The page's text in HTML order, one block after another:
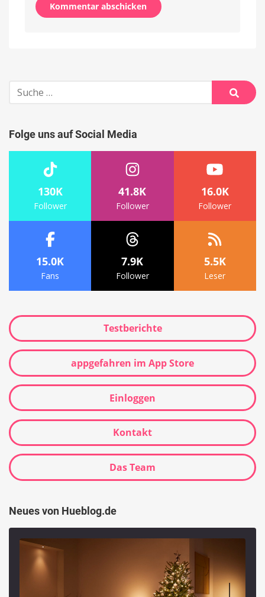
Suche
nach:
Suche
Folge uns auf Social Media
130K
Follower
41.8K
Follower
16.0K
Follower
15.0K
Fans
7.9K
Follower
5.5K
Leser
Testberichte
appgefahren im App Store
Einloggen
Kontakt
Das Team
Neues von Hueblog.de